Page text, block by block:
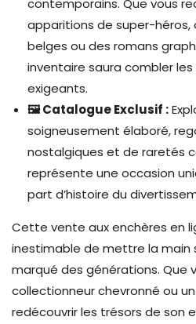
contemporains. Que vous
apparitions de super-
belges ou des romans
inventaire saura combler
exigeants.
🖼️ Catalogue Exclusif :
soigneusement élaboré,
nostalgiques et de raretés
représente une occasion
part d’histoire du
Cette vente aux enchères en
inestimable de mettre la main
marqué des générations. Que
collectionneur chevronné ou
redécouvrir les trésors de son